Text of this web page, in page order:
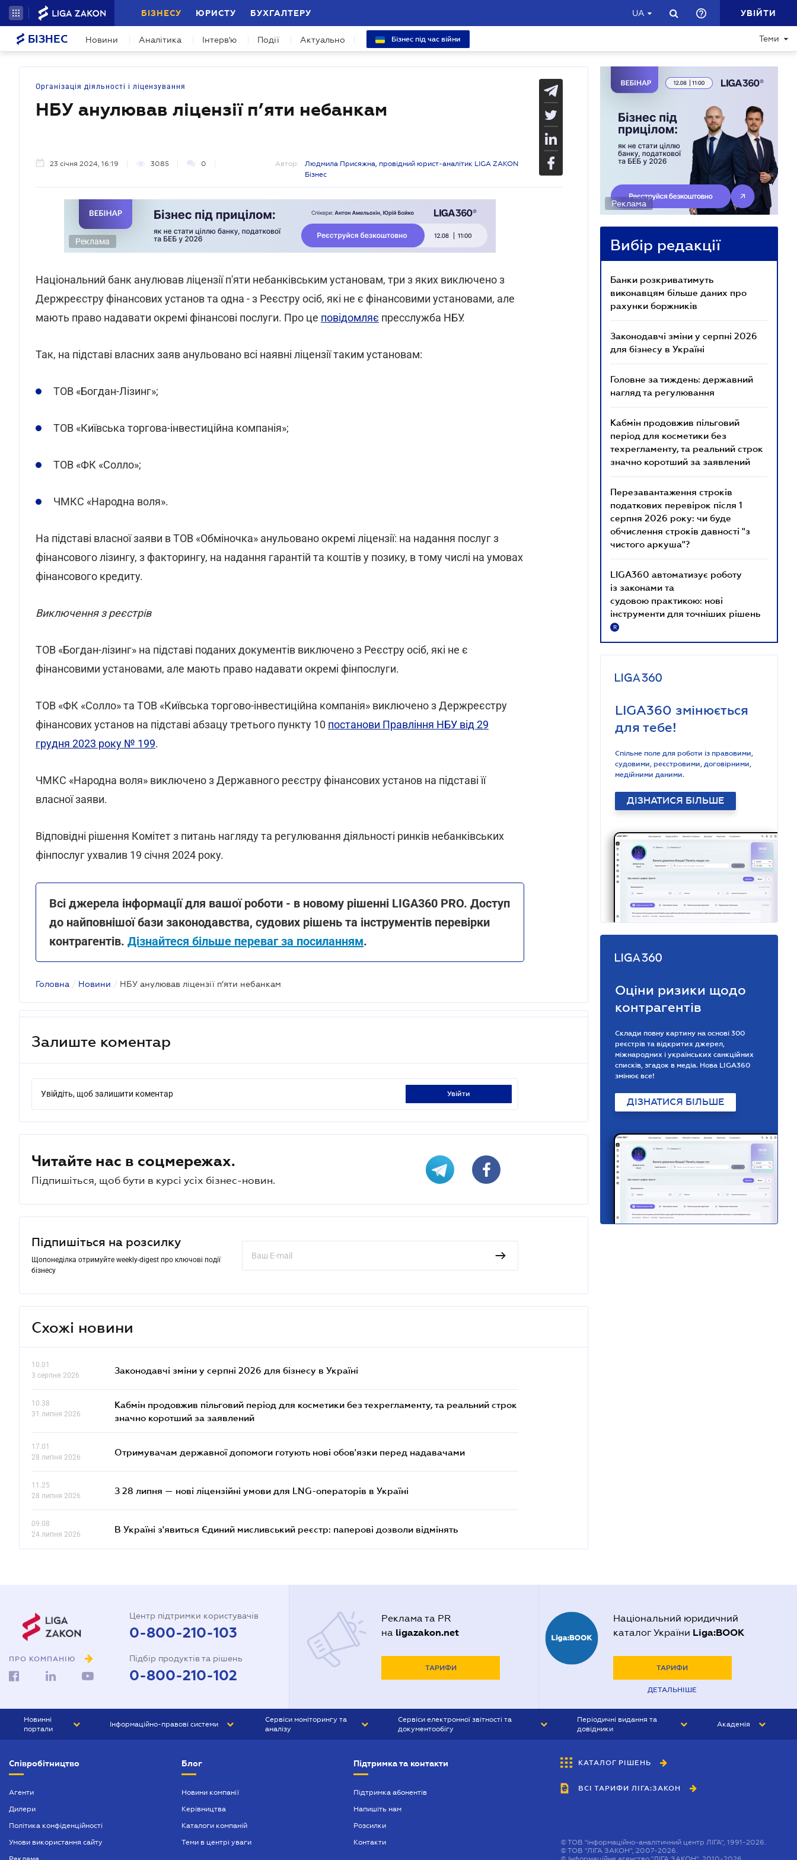
БІЗНЕСУ ЮРИСТУ БУХГАЛТЕРУ UA УВІЙТИ
БІЗНЕС Новини Аналітика Інтерв'ю Події Актуально Бізнес під час війни Теми
Організація діяльності і ліцензування
НБУ анулював ліцензії п’яти небанкам
23 січня 2024, 16:19 3085 0 Автор:
Людмила Присяжна, провідний юрист-аналітик LIGA ZAKON
Бізнес
Реклама
Національний банк анулював ліцензії п'яти небанківським установам, три з яких виключено з
Держреєстру фінансових установ та одна - з Реєстру осіб, які не є фінансовими установами, але
мають право надавати окремі фінансові послуги. Про це повідомляє пресслужба НБУ.
Так, на підставі власних заяв анульовано всі наявні ліцензії таким установам:
ТОВ «Богдан-Лізинг»;
ТОВ «Київська торгова-інвестиційна компанія»;
ТОВ «ФК «Солло»;
ЧМКС «Народна воля».
На підставі власної заяви в ТОВ «Обміночка» анульовано окремі ліцензії: на надання послуг з
фінансового лізингу, з факторингу, на надання гарантій та коштів у позику, в тому числі на умовах
фінансового кредиту.
Виключення з реєстрів
ТОВ «Богдан-лізинг» на підставі поданих документів виключено з Реєстру осіб, які не є
фінансовими установами, але мають право надавати окремі фінпослуги.
ТОВ «ФК «Солло» та ТОВ «Київська торгово-інвестиційна компанія» виключено з Держреєстру
фінансових установ на підставі абзацу третього пункту 10 постанови Правління НБУ від 29
грудня 2023 року № 199.
ЧМКС «Народна воля» виключено з Державного реєстру фінансових установ на підставі її
власної заяви.
Відповідні рішення Комітет з питань нагляду та регулювання діяльності ринків небанківських
фінпослуг ухвалив 19 січня 2024 року.
Всі джерела інформації для вашої роботи - в новому рішенні LIGA360 PRO. Доступ
до найповнішої бази законодавства, судових рішень та інструментів перевірки
контрагентів. Дізнайтеся більше переваг за посиланням.
Головна / Новини / НБУ анулював ліцензії п’яти небанкам
Залиште коментар
Увійдіть, щоб залишити коментар увійти
Читайте нас в соцмережах.
Підпишіться, щоб бути в курсі усіх бізнес-новин.
Підпишіться на розсилку
Щопонеділка отримуйте weekly-digest про ключові події
бізнесу
Схожі новини
10.01
3 серпня 2026
Законодавчі зміни у серпні 2026 для бізнесу в Україні
10.38
31 липня 2026
Кабмін продовжив пільговий період для косметики без техрегламенту, та реальний строк
значно коротший за заявлений
17.01
28 липня 2026
Отримувачам державної допомоги готують нові обов'язки перед надавачами
11.25
28 липня 2026
З 28 липня — нові ліцензійні умови для LNG-операторів в Україні
09.08
24 липня 2026
В Україні з'явиться Єдиний мисливський реєстр: паперові дозволи відмінять
Реклама
Вибір редакції
Банки розкриватимуть
виконавцям більше даних про
рахунки боржників
Законодавчі зміни у серпні 2026
для бізнесу в Україні
Головне за тиждень: державний
нагляд та регулювання
Кабмін продовжив пільговий
період для косметики без
техрегламенту, та реальний строк
значно коротший за заявлений
Перезавантаження строків
податкових перевірок після 1
серпня 2026 року: чи буде
обчислення строків давності "з
чистого аркуша"?
LIGA360 автоматизує роботу
із законами та
судовою практикою: нові
інструменти для точніших рішень
R
LIGA360 змінюється
для тебе!
Спільне поле для роботи із правовими,
судовими, реєстровими, договірними,
медійними даними.
ДІЗНАТИСЯ БІЛЬШЕ
Оціни ризики щодо
контрагентів
Склади повну картину на основі 300
реєстрів та відкритих джерел,
міжнародних і українських санкційних
списків, згадок в медіа. Нова LIGA360
змінює все!
ДІЗНАТИСЯ БІЛЬШЕ
ПРО КОМПАНІЮ
Центр підтримки користувачів
0-800-210-103
Підбір продуктів та рішень
0-800-210-102
Реклама та PR
на ligazakon.net
ТАРИФИ
Національний юридичний
каталог України Liga:BOOK
ТАРИФИ
ДЕТАЛЬНІШЕ
Новинні
портали
БІЗНЕС
Інформаційно-правові системи
БУХГАЛТЕР ПРОФ
Сервіси моніторингу та
аналізу
Сервіси електронної звітності та
документообігу
Періодичні видання та
довідники
БУХГАЛТЕР&ЗАКОН
ВІСНИК МСФЗ
Академія
Співробітництво
Агенти
Дилери
Політика конфіденційності
Умови використання сайту
Блог
Новини компанії
Керівництва
Каталоги компаній
Теми в центрі уваги
Підтримка та контакти
Підтримка абонентів
Напишіть нам
Розсилки
Контакти
КАТАЛОГ РІШЕНЬ
ВСІ ТАРИФИ ЛІГА:ЗАКОН
©ТОВ "інформаційно-аналітичний центр ЛІГА", 1991-2026.
©ТОВ "ЛІГА ЗАКОН", 2007-2026.